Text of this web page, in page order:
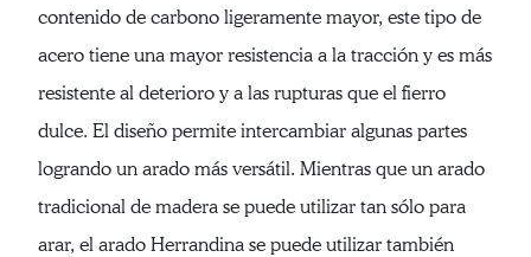
contenido de carbono ligeramente mayor, este tipo de
acero tiene una mayor resistencia a la tracción y es más
resistente al deterioro y a las rupturas que el fierro
dulce. El diseño permite intercambiar algunas partes
logrando un arado más versátil. Mientras que un arado
tradicional de madera se puede utilizar tan sólo para
arar, el arado Herrandina se puede utilizar también